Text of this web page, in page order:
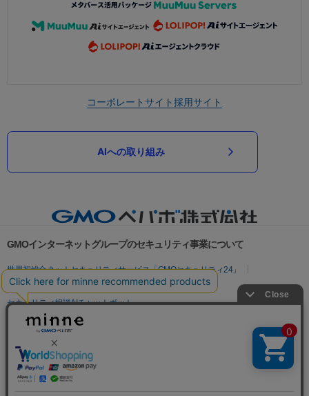
コーポレートサイト採用サイト
AIへの取り組み
GMOインターネットグループのセキュリティ事業について
世界初総合ネットセキュリティサービス「GMOセキュリティ24」
パスワード漏洩診断
Webサイトリスク診断
セキュリティ相談AIチャットボット
実在証明・盗聴対策
サイバー攻撃対策（GMO Flatt Security）
セキュリティ事業の軌跡